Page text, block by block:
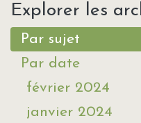
Explorer les
Par sujet
Par date
février 2024
janvier 2024